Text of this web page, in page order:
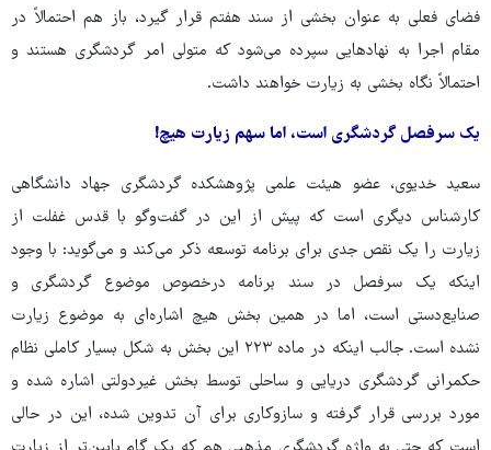
فضای فعلی به عنوان بخشی از سند هفتم قرار گیرد، باز هم احتمالاً در
مقام اجرا به نهادهایی سپرده می‌شود که متولی امر گردشگری هستند و
احتمالاً نگاه بخشی به زیارت خواهند داشت.
یک سرفصل گردشگری است، اما سهم زیارت هیچ!
سعید خدیوی، عضو هیئت علمی پژوهشکده گردشگری جهاد دانشگاهی
کارشناس دیگری است که پیش از این در گفت‌وگو با قدس غفلت از
زیارت را یک نقص جدی برای برنامه توسعه ذکر می‌کند و می‌گوید: با وجود
اینکه یک سرفصل در سند برنامه درخصوص موضوع گردشگری و
صنایع‌دستی است، اما در همین بخش هیچ اشاره‌ای به موضوع زیارت
نشده است. جالب اینکه در ماده ۲۲۳ این بخش به شکل بسیار کاملی نظام
حکمرانی گردشگری دریایی و ساحلی توسط بخش غیردولتی اشاره شده و
مورد بررسی قرار گرفته و سازوکاری برای آن تدوین شده، این در حالی